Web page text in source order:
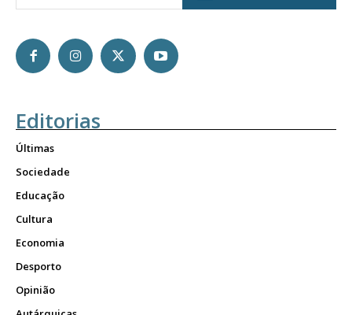
Editorias
Últimas
Sociedade
Educação
Cultura
Economia
Desporto
Opinião